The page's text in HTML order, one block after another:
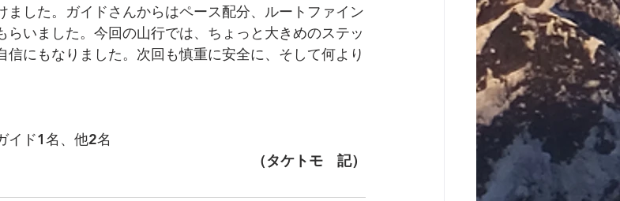
ました。ガイドさんからはペース配分、ルートファイン
いました。今回の山行では、ちょっと大きめのステッ
にもなりました。次回も慎重に安全に、そして何より
ガイド1名、他2名
（タケトモ　記）